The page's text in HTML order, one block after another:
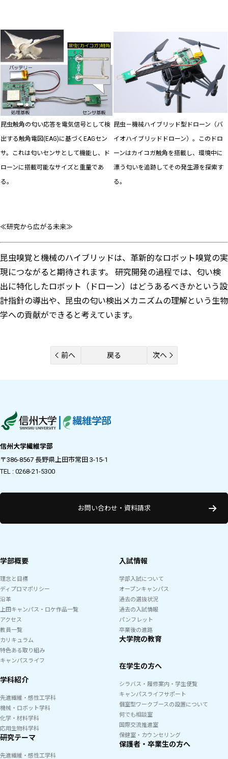
昆虫触角の匂い応答を電気信号として検
出する触角電図(EAG)に基づくEAGセン
サ。これは匂いセンサとして機能し、ド
ローンに搭載可能なサイズと重量であ
る。
昆虫－機械ハイブリッド型ドローン（バ
イオハイブリッドドローン）。このドロ
ーンはカイコガ触角を搭載し、環境中に
漂う匂いを追跡してその発生源を探索す
る。
≪研究から広がる未来≫
昆虫嗅覚と機械のハイブリッドは、革新的なロボット嗅覚の実
現につながると期待されます。 研究開発の過程では、匂い検
出に特化したロボット（ドローン）はどうあるべきかという設
計指針の導出や、昆虫の匂い検出メカニズムの理解という生物
学への貢献ができると考えています。
前へ 戻る 次へ
信州大学繊維学部
〒386-8567 長野県上田市常田 3-15-1
TEL : 0268-21-5300
お問い合わせ・資料請求
学部概要
理念と目標
ディプロマポリシー
沿革
上田キャンパス・ロケ作品一覧
アクセス
教員一覧
カリキュラム
特色ある取り組み
キャンパスライフ
学科紹介
先進繊維・感性工学科
機械・ロボット学科
化学・材料学科
応用生物科学科
研究テーマ
先進繊維・感性工学科
入試情報
学部入試について
オープンキャンパス
過去の選抜状況
過去の入試情報
パンフレット
卒業後の進路
大学院の教育
在学生の方へ
シラバス・履修案内・学生便覧
キャンパスライフサポート
個室型ワークブースの設置について
何でも相談室
国際交流推進室
保健室・カウンセリング
保護者・卒業生の方へ